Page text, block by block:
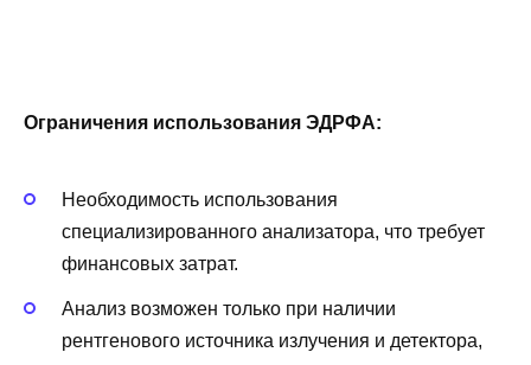
Ограничения использования ЭДРФА:
Необходимость использования
специализированного анализатора, что требует
финансовых затрат.
Анализ возможен только при наличии
рентгенового источника излучения и детектора,